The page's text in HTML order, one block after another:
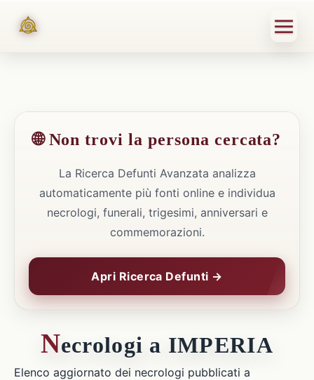
🌐 Non trovi la persona cercata?
La Ricerca Defunti Avanzata analizza
automaticamente più fonti online e individua
necrologi, funerali, trigesimi, anniversari e
commemorazioni.
Apri Ricerca Defunti →
Necrologi a IMPERIA
Elenco aggiornato dei necrologi pubblicati a